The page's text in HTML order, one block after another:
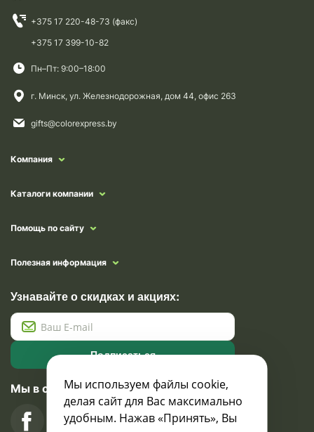
+375 17 220-48-73 (факс)
+375 17 399-10-82
Пн–Пт: 9:00–18:00
г. Минск, ул. Железнодорожная, дом 44, офис 263
gifts@colorexpress.by
Компания
Каталоги компании
Помощь по сайту
Полезная информация
Узнавайте о скидках и акциях:
Подписаться
Мы в социальных сетях
Мы используем файлы cookie,
делая сайт для Вас максимально
удобным. Нажав «Принять», Вы